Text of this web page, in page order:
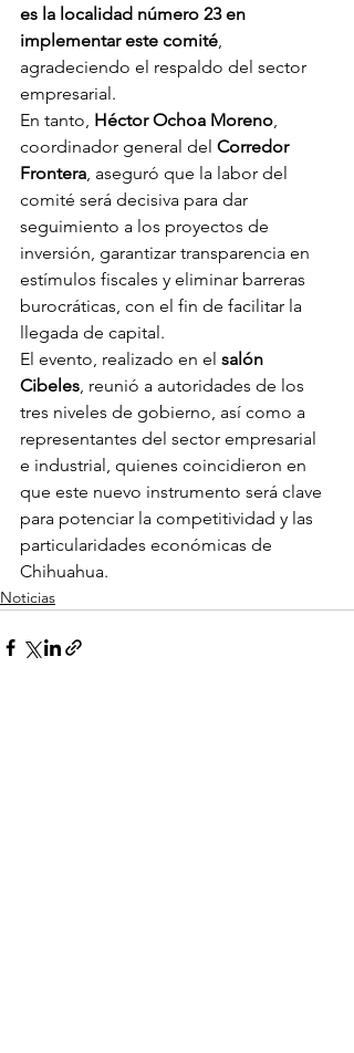
es la localidad número 23 en
implementar este comité,
agradeciendo el respaldo del sector
empresarial.
En tanto, Héctor Ochoa Moreno,
coordinador general del Corredor
Frontera, aseguró que la labor del
comité será decisiva para dar
seguimiento a los proyectos de
inversión, garantizar transparencia en
estímulos fiscales y eliminar barreras
burocráticas, con el fin de facilitar la
llegada de capital.
El evento, realizado en el salón
Cibeles, reunió a autoridades de los
tres niveles de gobierno, así como a
representantes del sector empresarial
e industrial, quienes coincidieron en
que este nuevo instrumento será clave
para potenciar la competitividad y las
particularidades económicas de
Chihuahua.
Noticias